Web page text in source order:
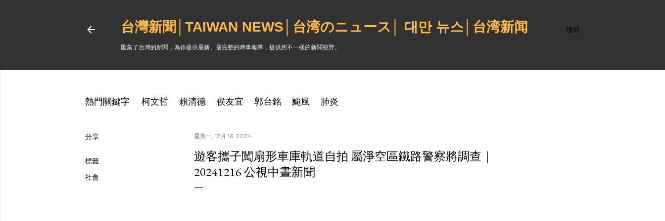
搜尋
台灣新聞│TAIWAN NEWS│台湾のニュース│ 대만 뉴스│台湾新闻
匯集了台灣的新聞，為你提供最新、最完整的時事報導，提供您不一樣的新聞視野。
熱門關鍵字 柯文哲 賴清德 侯友宜 郭台銘 颱風 肺炎
分享
標籤
社會
星期一, 12月 16, 2024
遊客攜子闖扇形車庫軌道自拍 屬淨空區鐵路警察將調查｜
20241216 公視中晝新聞